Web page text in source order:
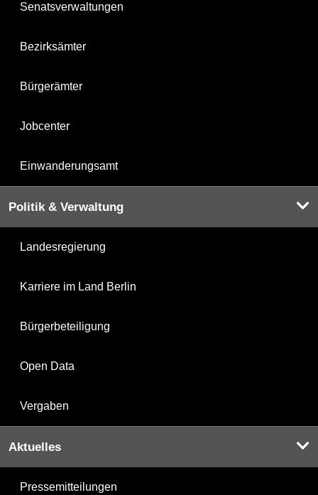
Senatsverwaltungen
Bezirksämter
Bürgerämter
Jobcenter
Einwanderungsamt
Politik & Verwaltung
Landesregierung
Karriere im Land Berlin
Bürgerbeteiligung
Open Data
Vergaben
Aktuelles
Pressemitteilungen